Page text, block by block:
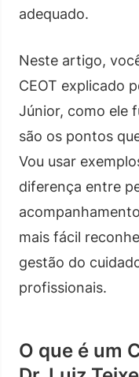
adequado.
Neste artigo,
CEOT explicado
Júnior, como ele
são os pontos
Vou usar
diferença entre
mais fácil
gestão do
profissionais.
O que é um